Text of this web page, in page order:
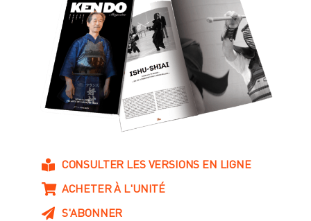
CONSULTER LES VERSIONS EN LIGNE
ACHETER À L'UNITÉ
S'ABONNER